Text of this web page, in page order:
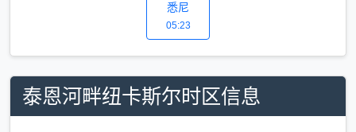
悉尼
05:23
泰恩河畔纽卡斯尔时区信息